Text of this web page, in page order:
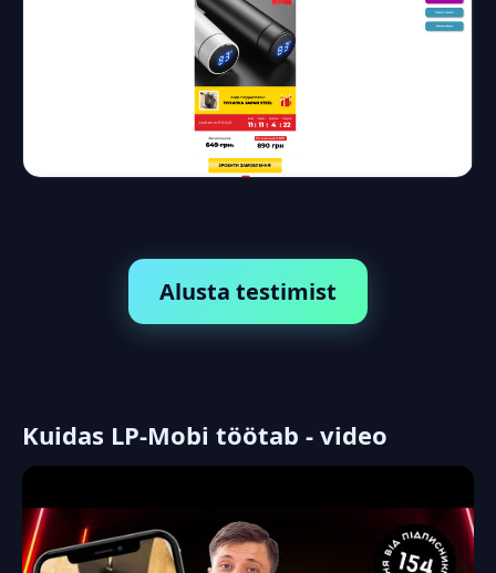
Alusta testimist
Kuidas LP-Mobi töötab - video